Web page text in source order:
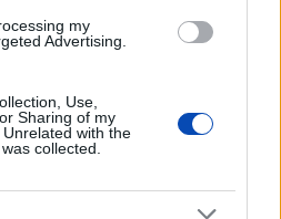
my
Advertising.
Use,
Sharing of my
with the
collected.
az autópálya mellett kivágott